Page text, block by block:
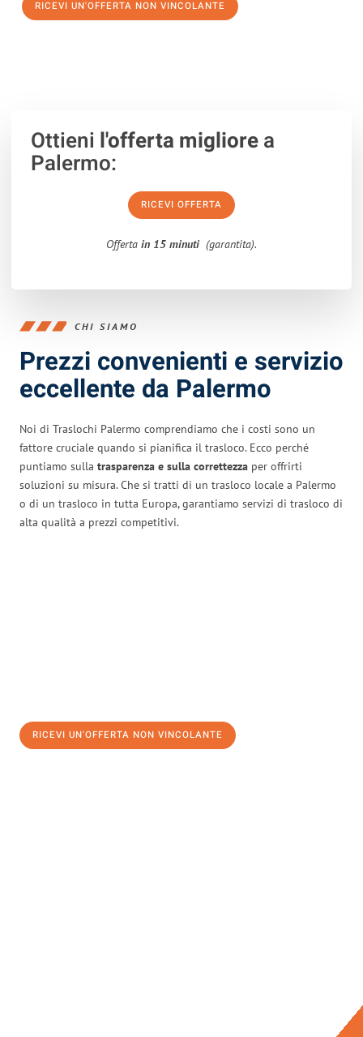
RICEVI UN'OFFERTA NON VINCOLANTE
Ottieni l'offerta migliorea
Palermo:
RICEVI OFFERTA
Offerta in 15 minuti (garantita).
CHI SIAMO
Prezzi convenienti e servizio
eccellente da Palermo
Noi di Traslochi Palermo comprendiamo che i costi sono un
fattore cruciale quando si pianifica il trasloco. Ecco perché
puntiamo sulla trasparenza e sulla correttezza per offrirti
soluzioni su misura. Che si tratti di un trasloco locale a Palermo
o di un trasloco in tutta Europa, garantiamo servizi di trasloco di
alta qualità a prezzi competitivi.
RICEVI UN'OFFERTA NON VINCOLANTE